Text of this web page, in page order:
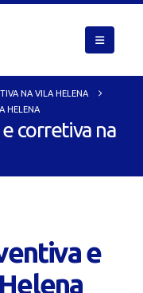
NA VILA HELENA
HELENA
corretiva na
e